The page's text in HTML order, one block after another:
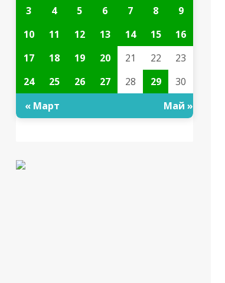
3
4 5 6 7 8
9
10
11 12 13 14 15
16
17
18 19 20 21 22
23
24
25 26 27 28 29
30
« Март
Май »